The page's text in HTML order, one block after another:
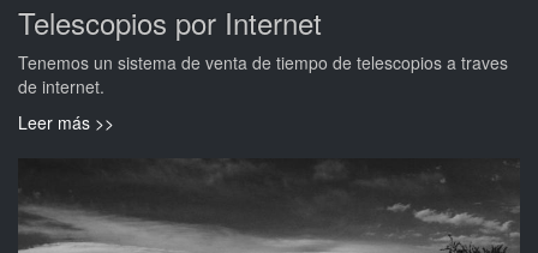
Telescopios por Internet
Tenemos un sistema de venta de tiempo de telescopios a traves
de internet.
Leer más >>